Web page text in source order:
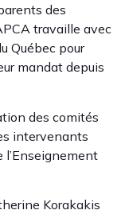
des
travaille avec
Québec pour
mandat depuis
des comités
intervenants
l’Enseignement
Korakakis